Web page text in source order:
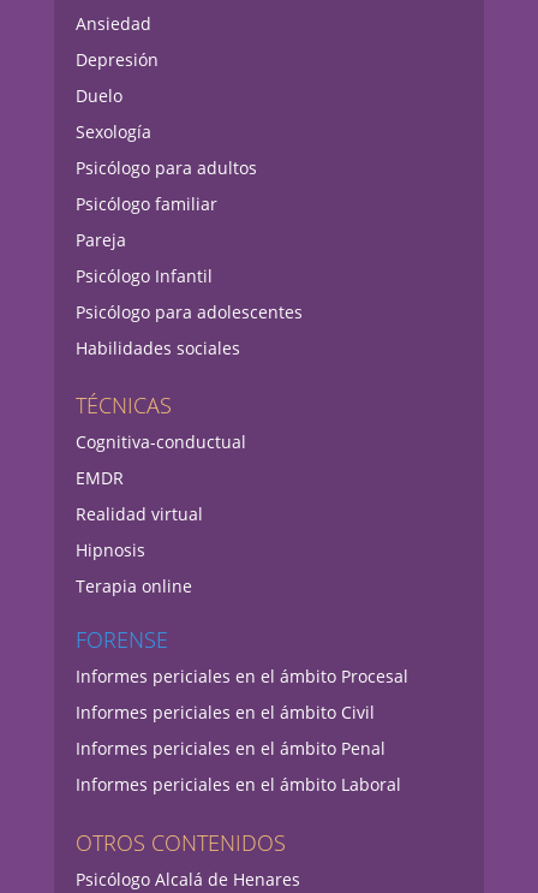
Ansiedad
Depresión
Duelo
Sexología
Psicólogo para adultos
Psicólogo familiar
Pareja
Psicólogo Infantil
Psicólogo para adolescentes
Habilidades sociales
TÉCNICAS
Cognitiva-conductual
EMDR
Realidad virtual
Hipnosis
Terapia online
FORENSE
Informes periciales en el ámbito Procesal
Informes periciales en el ámbito Civil
Informes periciales en el ámbito Penal
Informes periciales en el ámbito Laboral
OTROS CONTENIDOS
Psicólogo Alcalá de Henares